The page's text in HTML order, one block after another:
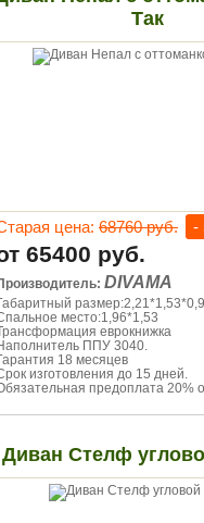
Так
цена: 68760 руб. -
65400 руб.
DIVAMA
место:1,96*1,53
еврокнижка
ППУ 3040.
18 месяцев
изготовления до 15 дней.
предоплата 20%
Диван Стелф